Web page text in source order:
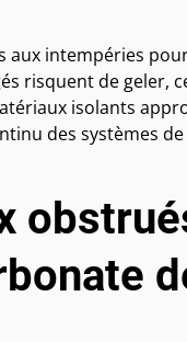
aux intempéries
risquent de geler,
isolants
des systèmes